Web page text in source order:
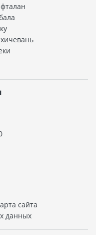
сайта
данных